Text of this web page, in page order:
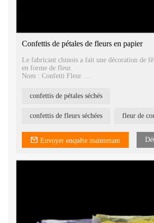
Confettis de pétales de fleurs en papier
Le fabricant chinois a fait une décoration de
en forme de fleur.
Nom : Confetti Fleur
Taille : 5.5cm 3.8cm
Emballage : 10kgs/carton
Ils peuvent être utilisés machine à confettis
confettis de pétales séchés
confettis de fleurs séchées fleur de
Envoyer enquête maintenant